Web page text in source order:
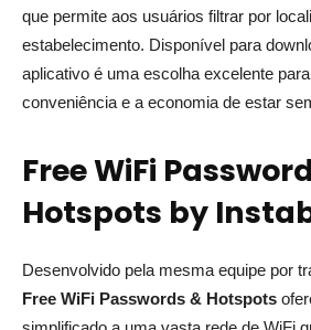
que permite aos usuários filtrar por
estabelecimento. Disponível para
aplicativo é uma escolha excelente
conveniência e a economia de estar
Free WiFi
Hotspots by
Desenvolvido pela mesma equipe por
Free WiFi Passwords & Hotspots